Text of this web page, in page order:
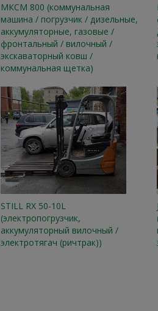
МКСМ 800 (коммунальная
машина / погрузчик / дизельные,
аккумуляторные, газовые /
фронтальный / вилочный /
экскаваторный ковш /
коммунальная щетка)
STILL RX 50-10L
(электропогрузчик,
аккумуляторный вилочный /
электротягач (ричтрак))